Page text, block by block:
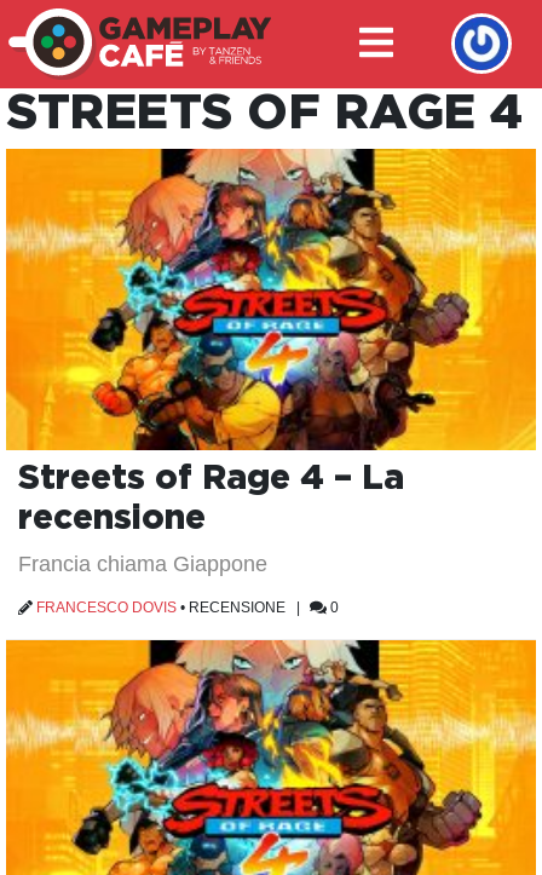
STREETS OF RAGE 4
Streets of Rage 4 – La
recensione
Francia chiama Giappone
FRANCESCO DOVIS • RECENSIONE 0